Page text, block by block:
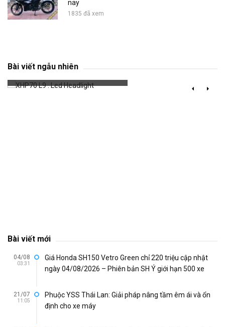
nay
1835 đã xem
Bài viết ngẫu nhiên
XHP70 L9 . Led Headlight
Bài viết mới
04/08
03:31
Giá Honda SH150 Vetro Green chỉ 220 triệu cập nhật
ngày 04/08/2026 – Phiên bản SH Ý giới hạn 500 xe
21/07
11:05
Phuộc YSS Thái Lan: Giải pháp nâng tầm êm ái và ổn
định cho xe máy